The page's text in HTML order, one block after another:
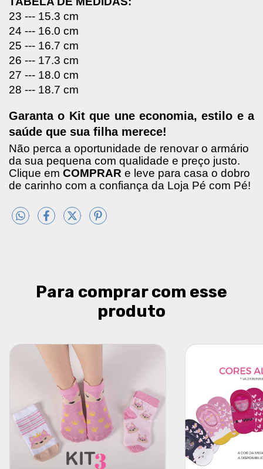
23 --- 15.3 cm
24 --- 16.0 cm
25 --- 16.7 cm
26 --- 17.3 cm
27 --- 18.0 cm
28 --- 18.7 cm
Garanta o Kit que une economia, estilo e a
saúde que sua filha merece!
Não perca a oportunidade de renovar o armário
da sua pequena com qualidade e preço justo.
Clique em COMPRAR e leve para casa o dobro
de carinho com a confiança da Loja Pé com Pé!
Para comprar com esse
produto